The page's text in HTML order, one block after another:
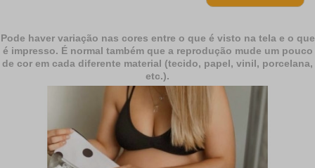
Pode haver variação nas cores entre o que é visto na tela e o que
é impresso. É normal também que a reprodução mude um pouco
de cor em cada diferente material (tecido, papel, vinil, porcelana,
etc.).